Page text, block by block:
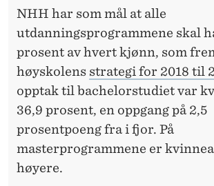
NHH har som mål at alle
utdanningsprogrammene skal
prosent av hvert kjønn, som
høyskolens strategi for 2018 til
opptak til bachelorstudiet var
36,9 prosent, en oppgang på 2,5
prosentpoeng fra i fjor. På
masterprogrammene er
høyere.